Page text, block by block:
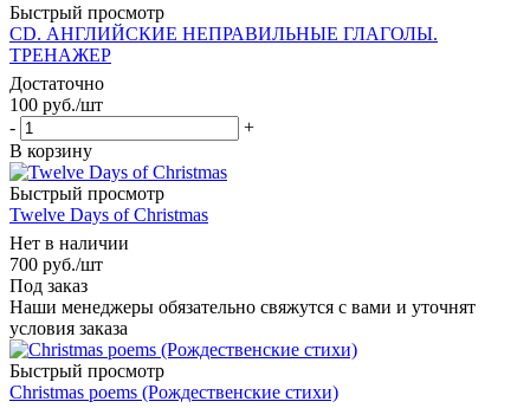
Быстрый просмотр
CD. АНГЛИЙСКИЕ НЕПРАВИЛЬНЫЕ ГЛАГОЛЫ.
ТРЕНАЖЕР
Достаточно
100 руб./шт
-
+
В корзину
Быстрый просмотр
Twelve Days of Christmas
Нет в наличии
700 руб./шт
Под заказ
Наши менеджеры обязательно свяжутся с вами и уточнят
условия заказа
Быстрый просмотр
Christmas poems (Рождественские стихи)